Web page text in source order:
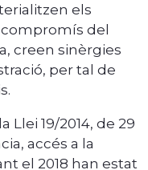
els
del
creen sinèrgies
per tal de
19/2014, de 29
accés a la
el 2018 han estat